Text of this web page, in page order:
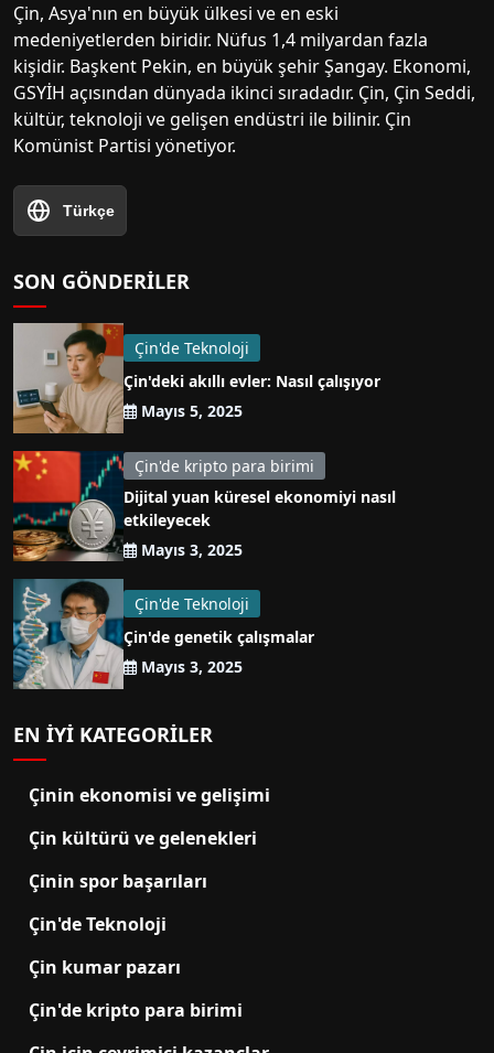
Çin, Asya'nın en büyük ülkesi ve en eski
medeniyetlerden biridir. Nüfus 1,4 milyardan fazla
kişidir. Başkent Pekin, en büyük şehir Şangay. Ekonomi,
GSYİH açısından dünyada ikinci sıradadır. Çin, Çin Seddi,
kültür, teknoloji ve gelişen endüstri ile bilinir. Çin
Komünist Partisi yönetiyor.
Türkçe
SON GÖNDERILER
Çin'de Teknoloji
Çin'deki akıllı evler: Nasıl çalışıyor
Mayıs 5, 2025
Çin'de kripto para birimi
Dijital yuan küresel ekonomiyi nasıl
etkileyecek
Mayıs 3, 2025
Çin'de Teknoloji
Çin'de genetik çalışmalar
Mayıs 3, 2025
EN IYI KATEGORILER
Çinin ekonomisi ve gelişimi
Çin kültürü ve gelenekleri
Çinin spor başarıları
Çin'de Teknoloji
Çin kumar pazarı
Çin'de kripto para birimi